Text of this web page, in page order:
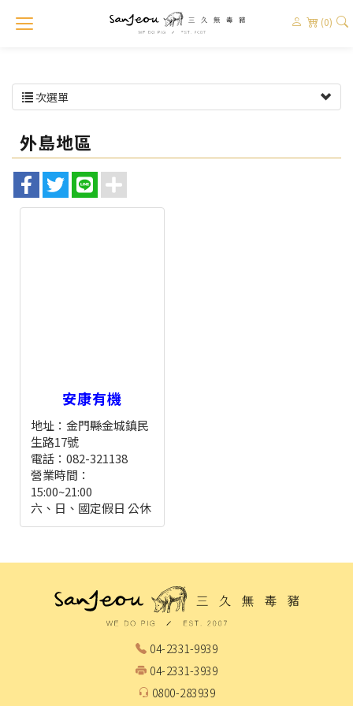
(0)
次選單
外島地區
安康有機
地址：金門縣金城鎮民
生路17號
電話：082-321138
營業時間：
15:00~21:00
六、日、國定假日 公休
04-2331-9939
04-2331-3939
0800-283939